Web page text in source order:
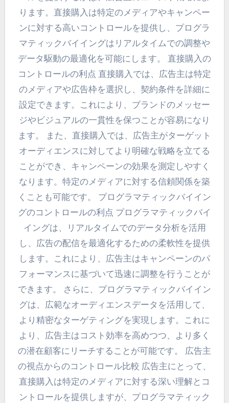
ります。直接購入は特定のメディアやキャンペー
ンに対する高いコントロールを提供し、プログラ
マティックバイイングはリアルタイムでの調整や
データ駆動の最適化を可能にします。 直接購入の
コントロールの利点 直接購入では、広告主は特定
のメディアや広告枠を選択し、契約条件を詳細に
設定できます。これにより、ブランドのメッセー
ジやビジュアルの一貫性を保つことが容易になり
ます。 また、直接購入では、広告主がターゲット
オーディエンスに対してより明確な戦略を立てる
ことができ、キャンペーンの効果を測定しやすく
なります。特定のメディアに対する信頼関係を築
くことも可能です。 プログラマティックバイイン
グのコントロールの利点 プログラマティックバイ
イングは、リアルタイムでのデータ分析を活用
し、広告の配信を最適化するための柔軟性を提供
します。これにより、広告主はキャンペーンのパ
フォーマンスに基づいて迅速に調整を行うことが
できます。 さらに、プログラマティックバイイン
グは、広範なオーディエンスデータを活用して、
より精密なターゲティングを実現します。これに
より、広告主はコスト効率を高めつつ、より多く
の潜在顧客にリーチすることが可能です。 広告主
の視点からのコントロール比較 広告主にとって、
直接購入は特定のメディアに対する深い理解とコ
ントロールを提供しますが、プログラマティック